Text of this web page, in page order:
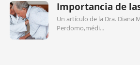
Importancia de
Un artículo de la Dra. Diana
Perdomo,médi...